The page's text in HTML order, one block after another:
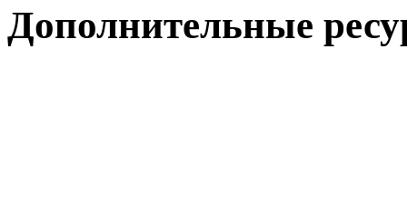
Дополнительные